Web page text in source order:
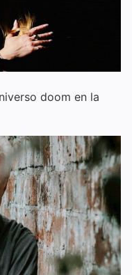
doom en la